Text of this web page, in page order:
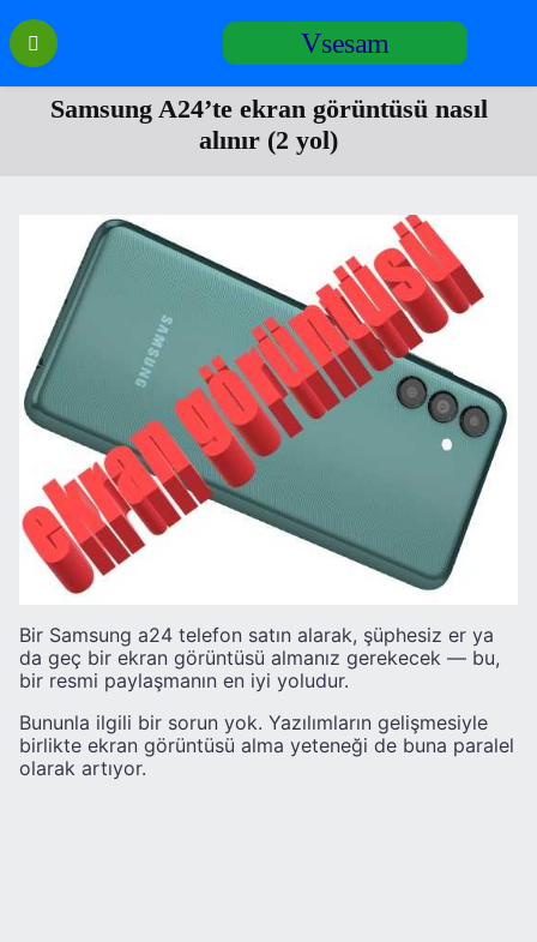
Перейти
содержанию
Vsesam
Samsung A24’te ekran görüntüsü nasıl
alınır (2 yol)
Bir Samsung a24 telefon satın alarak, şüphesiz er ya
da geç bir ekran görüntüsü almanız gerekecek — bu,
bir resmi paylaşmanın en iyi yoludur.
Bununla ilgili bir sorun yok. Yazılımların gelişmesiyle
birlikte ekran görüntüsü alma yeteneği de buna paralel
olarak artıyor.